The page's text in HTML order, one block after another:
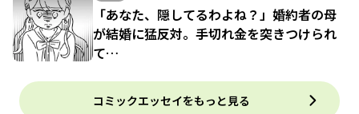
「あなた、隠してるわよね？」婚約者の母
が結婚に猛反対。手切れ金を突きつけられ
て…
コミックエッセイをもっと見る